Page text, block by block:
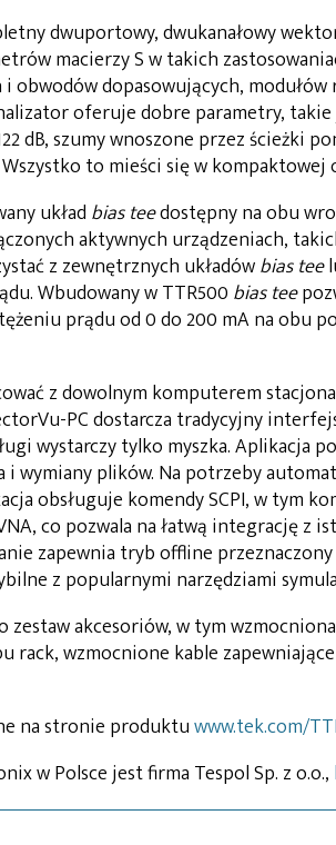
dwuportowy, dwukanałowy
macierzy S w takich
obwodów dopasowujących,
oferuje dobre parametry, takie
dB, szumy wnoszone przez ścieżki
to mieści się w kompaktowej
układ bias teedostępny na obu
aktywnych urządzeniach,
z zewnętrznych układówbias tee
Wbudowany w TTR500 bias tee
prądu od 0 do 200 mA na obu
z dowolnym komputerem
PC dostarcza tradycyjny
wystarczy tylko myszka. Aplikacja
wymiany plików. Na potrzeby
obsługuje komendy SCPI, w tym
co pozwala na łatwą integrację z
zapewnia tryb offline
z popularnymi narzędziami
zestaw akcesoriów, w tym
rack, wzmocnione kable
na stronie produktuwww.tek.com/
w Polsce jest firma Tespol Sp. z o.o.,